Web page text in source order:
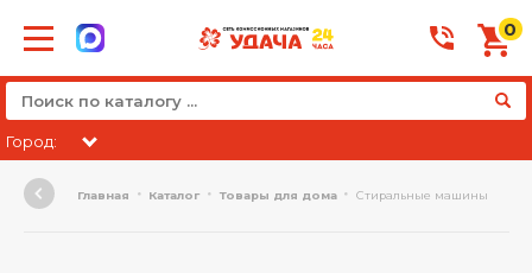
0
Город:
Главная Каталог Товары для дома Стиральные машины